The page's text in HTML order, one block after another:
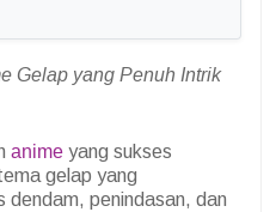
Gelap yang Penuh Intrik
anime yang sukses
gelap yang
dendam, penindasan, dan